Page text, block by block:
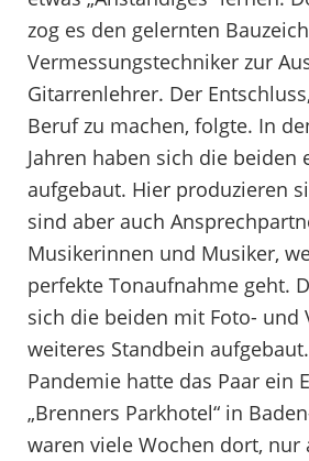
zog es den gelernten
Vermessungstechniker zur
Gitarrenlehrer. Der
Beruf zu machen, folgte. In
Jahren haben sich die beiden
aufgebaut. Hier produzieren
sind aber auch
Musikerinnen und Musiker,
perfekte Tonaufnahme geht.
sich die beiden mit Foto- und
weiteres Standbein
Pandemie hatte das Paar ein
„Brenners Parkhotel“ in
waren viele Wochen dort, nur